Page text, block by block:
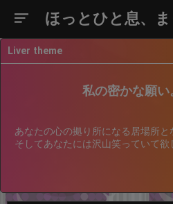
ほっとひと息、
Liver theme
私の密かな願い
あなたの心の拠り所になる居場所
そしてあなたには沢山笑っていて欲